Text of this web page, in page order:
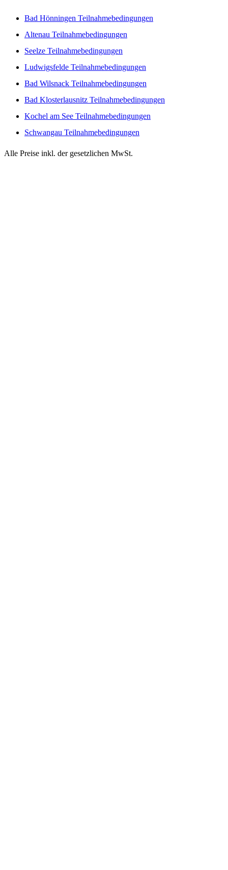
Bad Hönningen Teilnahmebedingungen
Altenau Teilnahmebedingungen
Seelze Teilnahmebedingungen
Ludwigsfelde Teilnahmebedingungen
Bad Wilsnack Teilnahmebedingungen
Bad Klosterlausnitz Teilnahmebedingungen
Kochel am See Teilnahmebedingungen
Schwangau Teilnahmebedingungen
Alle Preise inkl. der gesetzlichen MwSt.